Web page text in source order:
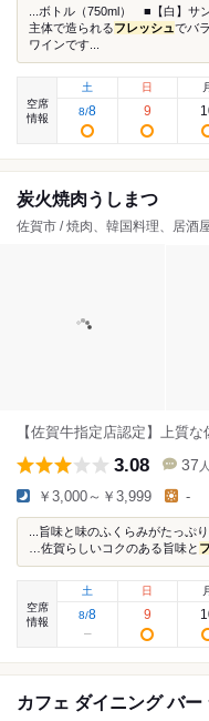
...ボトル（750ml） ■【白】サ
主体で造られるフレッシュ でバ
ワインです...
空席
情報
土
8/8
日
9
月
炭火焼肉うしまつ
佐賀市 / 焼肉、韓国料理、居酒
【佐賀牛指定店認定】上質
3.08 37 人
￥3,000～￥3,999 -
...旨味と味のふくらみがたっ
…佐賀らしいコクのある旨味と
空席
情報
土
8/8
日
9
月
カフェ ダイニング バー